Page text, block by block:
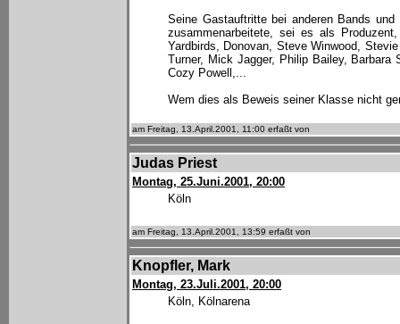
Seine Gastauftritte bei anderen Bands
zusammenarbeitete, sei es als
Yardbirds, Donovan, Steve Winwood,
Turner, Mick Jagger, Philip Bailey,
Cozy Powell,...
Wem dies als Beweis seiner Klasse nicht
am Freitag, 13.April.2001, 11:00 erfaßt von
Judas Priest
Montag, 25.Juni.2001, 20:00
Köln
am Freitag, 13.April.2001, 13:59 erfaßt von
Knopfler, Mark
Montag, 23.Juli.2001, 20:00
Köln, Kölnarena